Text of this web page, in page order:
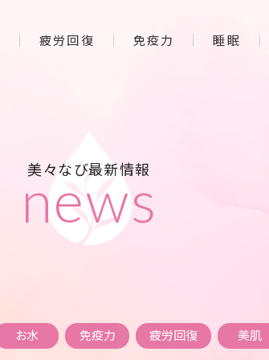
疲労回復 免疫力 睡眠
美々なび最新情報
news
お水 免疫力 疲労回復 美肌